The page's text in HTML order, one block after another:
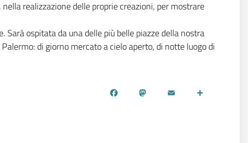
realizzazione delle proprie creazioni, per mostrare
Sarà ospitata da una delle più belle piazze della nostra
di giorno mercato a cielo aperto, di notte luogo di
Facebook
Mastodon
EmailShare